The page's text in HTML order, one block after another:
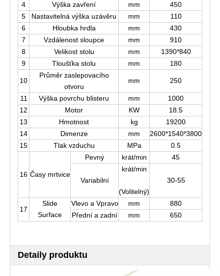
4
Výška zavření mm
450
5
Nastavitelná výška uzávěru mm
110
6
Hloubka hrdla mm
430
7
Vzdálenost sloupce mm
910
8
Velikost stolu mm
1390*840
9
Tloušťka stolu mm 180
10
Průměr zaslepovacího
otvoru
mm 250
11 Výška povrchu blisteru mm
1000
12
Motor KW
18.5
13
Hmotnost kg
19200
14
Dimenze mm
2600*1540*3800
15
Tlak vzduchu MPa 0.5
16 Časy mrtvice
Pevný krát/min 45
Variabilní
krát/min
(Volitelný)
30-55
17
Slide
Surface
Vlevo a Vpravo mm
880
Přední a zadní
mm 650
Detaily produktu